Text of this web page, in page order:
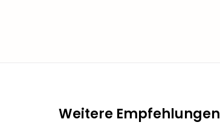
Weitere Empfehlungen